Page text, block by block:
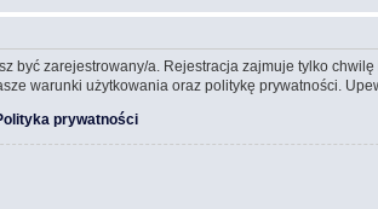
być zarejestrowany/a. Rejestracja zajmuje tylko
warunki użytkowania oraz politykę prywatności.
prywatności